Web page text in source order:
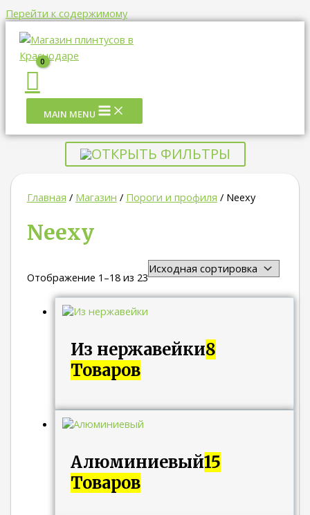
Перейти к содержимому
MAIN MENU
Главная / Магазин / Пороги и профиля / Neexy
Neexy
Отображение 1–18 из 23
Из нержавейки8
Товаров
Алюминиевый15
Товаров
ОТКРЫТЬ ФИЛЬТРЫ